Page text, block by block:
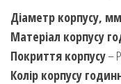
Діаметр корпусу, мм
Матеріал корпусу
Покриття корпусу–
Колір корпусу